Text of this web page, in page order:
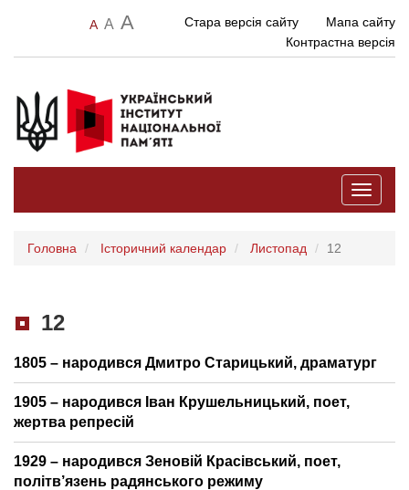
A A A Стара версія сайту
Мапа сайту
Контрастна версія
Toggle
Головна Історичний календар Листопад 12
12
1805 – народився Дмитро Старицький, драматург
1905 – народився Іван Крушельницький, поет,
жертва репресій
1929 – народився Зеновій Красівський, поет,
політв’язень радянського режиму